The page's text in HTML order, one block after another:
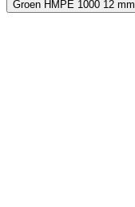
Groen HMPE 1000 12 mm